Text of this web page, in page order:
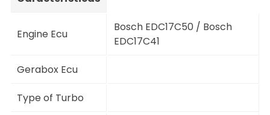
Engine Ecu
Bosch EDC17C50 / Bosch
EDC17C41
Gerabox Ecu
Type of Turbo